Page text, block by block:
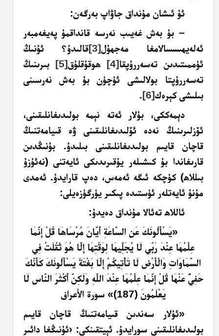
ئۇ ئىشان مۇنداق جاۋاپ بەرگەن:
– بۇ بەش غەيىب نەرسە قانداقمۇ پەيغەمبەر
ئەلەيھىسسالامغا مەجھۇل[3]قالىدۇ؟ ئۇنىڭ
ئۈممىتىدىن تەسەررۇپقا[4] ھوقۇقلۇق[5] بىرىنىڭ
تەسەررۇپتا بولالىشى ئۈچۈن بۇ بەش نەرسىنى
بىلىشى كېرەك[6]
.
دېمەككى، بۇلار ئەتە نېمە بولىدىغانلىقىنى،
ئۆزلىرىنىڭ نەدە ئۆلىدىغانلىقىنى ۋە قىيامەتنىڭ
قاچان قايىم بولىدىغانلىقىنى بىلىدۇ. بۇنىڭدىن
قارىغاندا بۇ كىشىلەر يۇقىرىدىكى ئايەتنى (نەئۇزۇ
بىللاھ) كۈچكە ئىگە ئەمەس، دەپ قارايدۇ. ئەمدى
مۇنۇ ئايەتلەر ئۈستىدە پىكىر يۈرگۈزەيلى:
ئاللاھ تەئالا مۇنداق دەيدۇ:
«يَسْأَلُونَكَ عَنِ السَّاعَةِ أَيَّانَ مُرْسَاهَا قُلْ إِنَّمَا
عِلْمُهَا عِنْدَ رَبِّي لَا يُجَلِّيهَا لِوَقْتِهَا إِلَّا هُوَ ثَقُلَتْ فِي
السَّمَاوَاتِ وَالْأَرْضِ لَا تَأْتِيكُمْ إِلَّا بَغْتَةً يَسْأَلُونَكَ كَأَنَّكَ
حَفِيٌّ عَنْهَا قُلْ إِنَّمَا عِلْمُهَا عِنْدَ اللَّهِ وَلَكِنَّ أَكْثَرَ النَّاسِ لَا
يَعْلَمُونَ (187)
»سورة الأعراف
«ئۇلار سەندىن قىيامەتنىڭ قاچان قايىم
بولىدىغانلىقىنى سورايدۇ. ئېيتقىنكى: ‹ئۇنىڭغا دائىر